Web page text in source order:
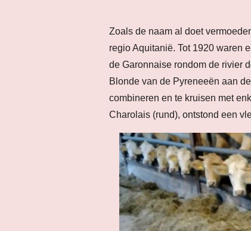
Zoals de naam al doet
regio Aquitanië. Tot 1920 waren
de Garonnaise rondom de rivier
Blonde van de Pyreneeën aan
combineren en te kruisen met
Charolais (rund), ontstond een